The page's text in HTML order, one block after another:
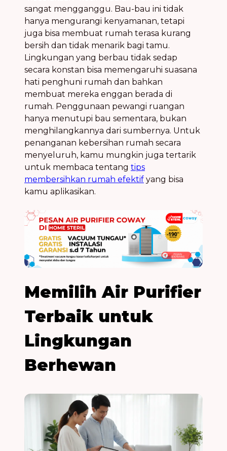
sangat mengganggu. Bau-bau ini tidak
hanya mengurangi kenyamanan, tetapi
juga bisa membuat rumah terasa kurang
bersih dan tidak menarik bagi tamu.
Lingkungan yang berbau tidak sedap
secara konstan bisa memengaruhi suasana
hati penghuni rumah dan bahkan
membuat mereka enggan berada di
rumah. Penggunaan pewangi ruangan
hanya menutupi bau sementara, bukan
menghilangkannya dari sumbernya. Untuk
penanganan kebersihan rumah secara
menyeluruh, kamu mungkin juga tertarik
untuk membaca tentang tips
membersihkan rumah efektif yang bisa
kamu aplikasikan.
Memilih Air Purifier
Terbaik untuk
Lingkungan
Berhewan